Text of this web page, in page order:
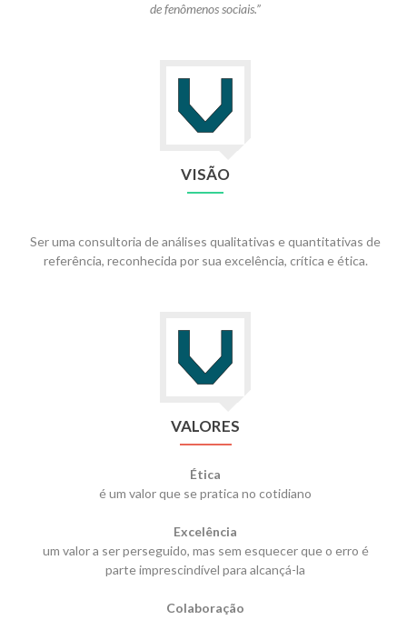
de fenômenos sociais.”
VISÃO
Ser uma consultoria de análises qualitativas e quantitativas de
referência, reconhecida por sua excelência, crítica e ética.
VALORES
Ética
é um valor que se pratica no cotidiano
Excelência
um valor a ser perseguido, mas sem esquecer que o erro é
parte imprescindível para alcançá-la
Colaboração